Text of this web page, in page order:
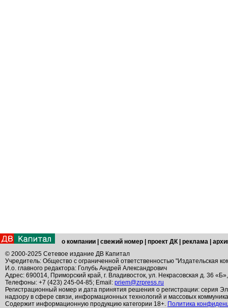
о компании свежий номер проект ДК реклама
© 2000-2025 Сетевое издание ДВ Капитал
Учредитель: Общество с ограниченной ответственностью "Издательская
И.о. главного редактора: Голубь Андрей Александрович
Адрес: 690014, Приморский край, г. Владивосток, ул. Некрасовская д. 36
Телефоны: +7 (423) 245-04-85; Email: priem@zrpress.ru
Регистрационный номер и дата принятия решения о регистрации: серия
надзору в сфере связи, информационных технологий и массовых
Содержит информационную продукцию категории 18+. Политика